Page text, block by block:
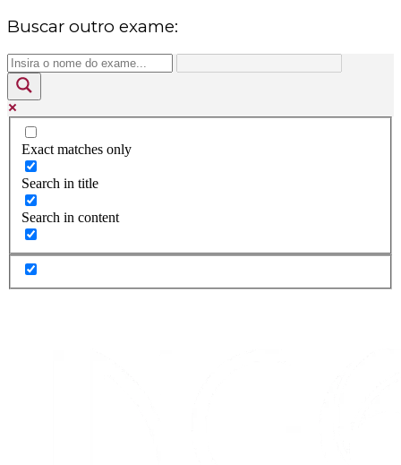
Buscar outro exame:
Exact matches only
Search in title
Search in content